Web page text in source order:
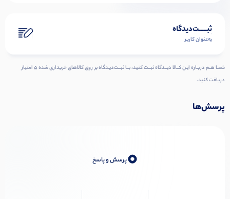
ثبـــــت‌دیدگاه
به‌عنوان کاربر
شمـا هـم دربـاره ایـن کــالا دیــدگاه ثبــت کنید، بــا ثبــت‌دیـدگاه بر روی کالاهای خریداری شده ۵ امتیاز
دریافت کنید.
پرسش‌ها
0پرسش و پاسخ